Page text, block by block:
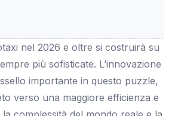
nel 2026 e oltre si costruirà su
più sofisticate. L’innovazione
importante in questo puzzle,
verso una maggiore efficienza e